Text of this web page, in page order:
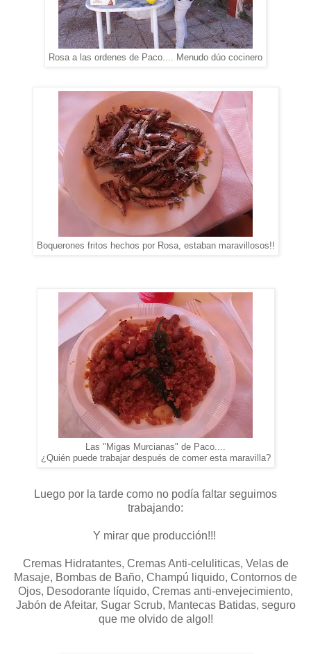
Rosa a las ordenes de Paco.... Menudo dúo cocinero
Boquerones fritos hechos por Rosa, estaban maravillosos!!
Las "Migas Murcianas" de Paco....
¿Quién puede trabajar después de comer esta maravilla?
Luego por la tarde como no podía faltar seguimos
trabajando:
Y mirar que producción!!!
Cremas Hidratantes, Cremas Anti-celuliticas, Velas de
Masaje, Bombas de Baño, Champú liquido, Contornos de
Ojos, Desodorante líquido, Cremas anti-envejecimiento,
Jabón de Afeitar, Sugar Scrub, Mantecas Batidas, seguro
que me olvido de algo!!